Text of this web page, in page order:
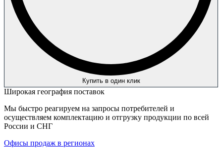
Купить в один клик
Широкая география поставок
Мы быстро реагируем на запросы потребителей и
осуществляем комплектацию и отгрузку продукции по всей
России и СНГ
Офисы продаж в регионах